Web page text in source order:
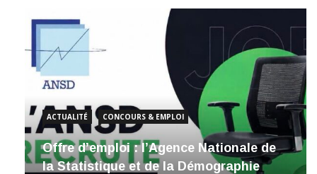
ACTUALITÉ CONCOURS & EMPLOI
Offre d’emploi : l’Agence Nationale de
la Statistique et de la Démographie